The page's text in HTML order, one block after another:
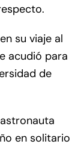
su viaje al
acudió para
de
en solitario